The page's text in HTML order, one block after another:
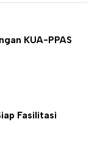
KUA-PPAS
Fasilitasi